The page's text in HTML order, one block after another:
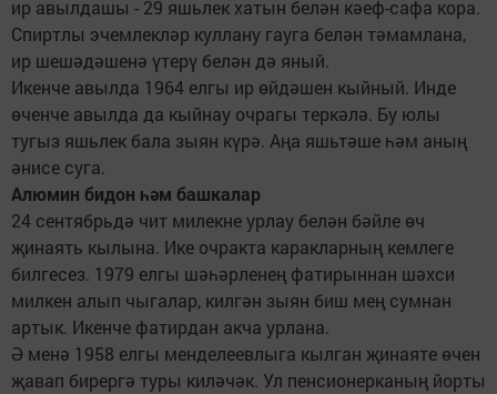
ир авылдашы - 29 яшьлек хатын белән кәеф-сафа кора.
Спиртлы эчемлекләр куллану гауга белән тәмамлана,
ир шешәдәшенә үтерү белән дә яный.
Икенче авылда 1964 елгы ир өйдәшен кыйный. Инде
өченче авылда да кыйнау очрагы теркәлә. Бу юлы
тугыз яшьлек бала зыян күрә. Аңа яшьтәше һәм аның
әнисе суга.
Алюмин бидон һәм башкалар
24 сентябрьдә чит милекне урлау белән бәйле өч
җинаять кылына. Ике очракта каракларның кемлеге
билгесез. 1979 елгы шәһәрленең фатирыннан шәхси
милкен алып чыгалар, килгән зыян биш мең сумнан
артык. Икенче фатирдан акча урлана.
Ә менә 1958 елгы менделеевлыга кылган җинаяте өчен
җавап бирергә туры киләчәк. Ул пенсионерканың йорты